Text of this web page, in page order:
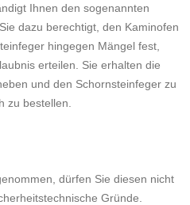
Ihnen den sogenannten
dazu berechtigt, den Kaminofen
hingegen Mängel fest,
erteilen. Sie erhalten die
und den Schornsteinfeger zu
zu bestellen.
dürfen Sie diesen nicht
Gründe.